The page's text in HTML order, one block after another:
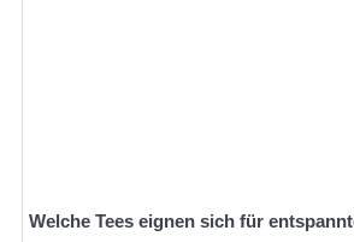
Welche Tees eignen sich für